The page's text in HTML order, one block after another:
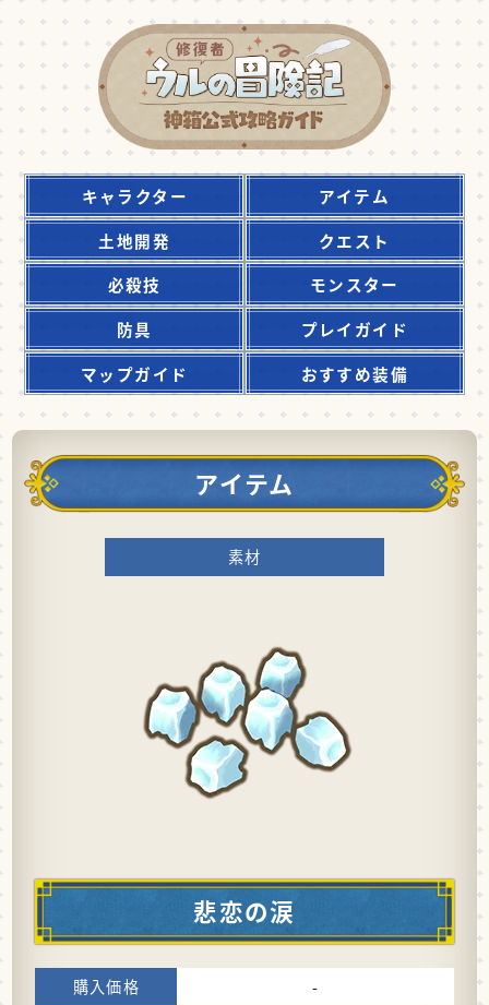
キャラクター
アイテム
土地開発
クエスト
必殺技
モンスター
防具
プレイガイド
マップガイド
おすすめ装備
アイテム
素材
悲恋の涙
-